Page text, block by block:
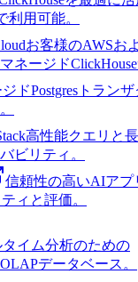
利用可能。
お客様のAWSお
ネージドClickHouse
ドPostgres トラン
高性能クエリと
ビリティ。
信頼性の高いAIアプ
ィと評価。
タイム分析のための
データベース。